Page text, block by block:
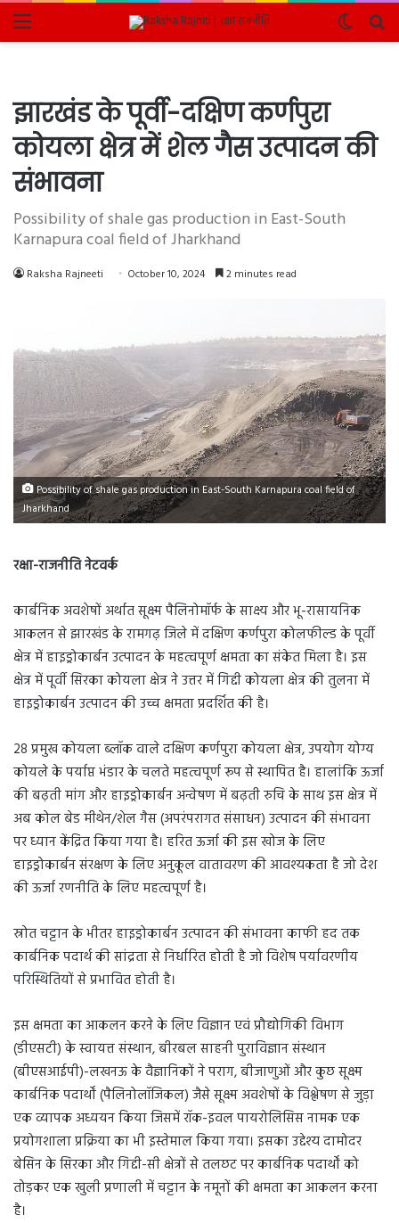
Menu
Switch
skin
झारखंड के पूर्वी-दक्षिण कर्णपुरा
कोयला क्षेत्र में शेल गैस उत्पादन की
संभावना
Possibility of shale gas production in East-South
Karnapura coal field of Jharkhand
Raksha Rajneeti October 10, 2024 2 minutes read
Possibility of shale gas production in East-South Karnapura coal field of
Jharkhand
रक्षा-राजनीति नेटवर्क
कार्बनिक अवशेषों अर्थात सूक्ष्म पैलिनोमॉर्फ के साक्ष्य और भू-रासायनिक
आकलन से झारखंड के रामगढ़ जिले में दक्षिण कर्णपुरा कोलफील्ड के पूर्वी
क्षेत्र में हाइड्रोकार्बन उत्पादन के महत्वपूर्ण क्षमता का संकेत मिला है। इस
क्षेत्र में पूर्वी सिरका कोयला क्षेत्र ने उत्तर में गिद्दी कोयला क्षेत्र की तुलना में
हाइड्रोकार्बन उत्पादन की उच्च क्षमता प्रदर्शित की है।
28 प्रमुख कोयला ब्लॉक वाले दक्षिण कर्णपुरा कोयला क्षेत्र, उपयोग योग्य
कोयले के पर्याप्त भंडार के चलते महत्वपूर्ण रूप से स्थापित है। हालांकि ऊर्जा
की बढ़ती मांग और हाइड्रोकार्बन अन्वेषण में बढ़ती रुचि के साथ इस क्षेत्र में
अब कोल बेड मीथेन/शेल गैस (अपरंपरागत संसाधन) उत्पादन की संभावना
पर ध्यान केंद्रित किया गया है। हरित ऊर्जा की इस खोज के लिए
हाइड्रोकार्बन संरक्षण के लिए अनुकूल वातावरण की आवश्यकता है जो देश
की ऊर्जा रणनीति के लिए महत्वपूर्ण है।
स्रोत चट्टान के भीतर हाइड्रोकार्बन उत्पादन की संभावना काफी हद तक
कार्बनिक पदार्थ की सांद्रता से निर्धारित होती है जो विशेष पर्यावरणीय
परिस्थितियों से प्रभावित होती है।
इस क्षमता का आकलन करने के लिए विज्ञान एवं प्रौद्योगिकी विभाग
(डीएसटी) के स्वायत्त संस्थान, बीरबल साहनी पुराविज्ञान संस्थान
(बीएसआईपी)-लखनऊ के वैज्ञानिकों ने पराग, बीजाणुओं और कुछ सूक्ष्म
कार्बनिक पदार्थों (पैलिनोलॉजिकल) जैसे सूक्ष्म अवशेषों के विश्लेषण से जुड़ा
एक व्यापक अध्ययन किया जिसमें रॉक-इवल पायरोलिसिस नामक एक
प्रयोगशाला प्रक्रिया का भी इस्तेमाल किया गया। इसका उद्देश्य दामोदर
बेसिन के सिरका और गिद्दी-सी क्षेत्रों से तलछट पर कार्बनिक पदार्थों को
तोड़कर एक खुली प्रणाली में चट्टान के नमूनों की क्षमता का आकलन करना
है।